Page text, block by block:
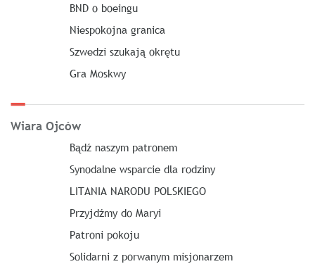
BND o boeingu
Niespokojna granica
Szwedzi szukają okrętu
Gra Moskwy
Wiara Ojców
Bądź naszym patronem
Synodalne wsparcie dla rodziny
LITANIA NARODU POLSKIEGO
Przyjdźmy do Maryi
Patroni pokoju
Solidarni z porwanym misjonarzem